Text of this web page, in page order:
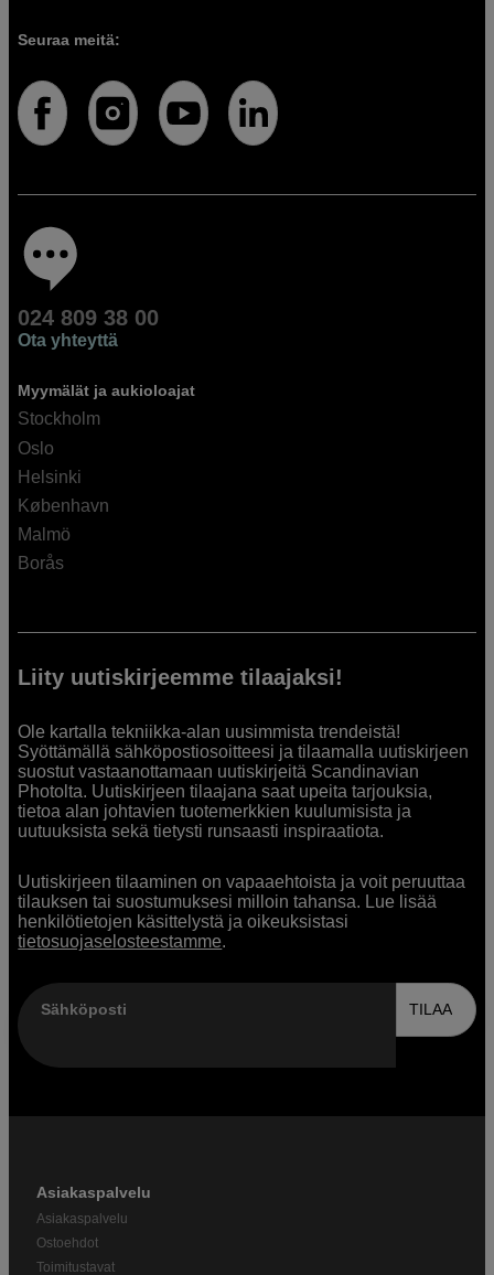
Seuraa meitä:
024 809 38 00
Ota yhteyttä
Myymälät ja aukioloajat
Stockholm
Oslo
Helsinki
København
Malmö
Borås
Liity uutiskirjeemme tilaajaksi!
Ole kartalla tekniikka-alan uusimmista trendeistä!
Syöttämällä sähköpostiosoitteesi ja tilaamalla uutiskirjeen
suostut vastaanottamaan uutiskirjeitä Scandinavian
Photolta. Uutiskirjeen tilaajana saat upeita tarjouksia,
tietoa alan johtavien tuotemerkkien kuulumisista ja
uutuuksista sekä tietysti runsaasti inspiraatiota.
Uutiskirjeen tilaaminen on vapaaehtoista ja voit peruuttaa
tilauksen tai suostumuksesi milloin tahansa. Lue lisää
henkilötietojen käsittelystä ja oikeuksistasi
tietosuojaselosteestamme.
Sähköposti TILAA
Asiakaspalvelu
Asiakaspalvelu
Ostoehdot
Toimitustavat